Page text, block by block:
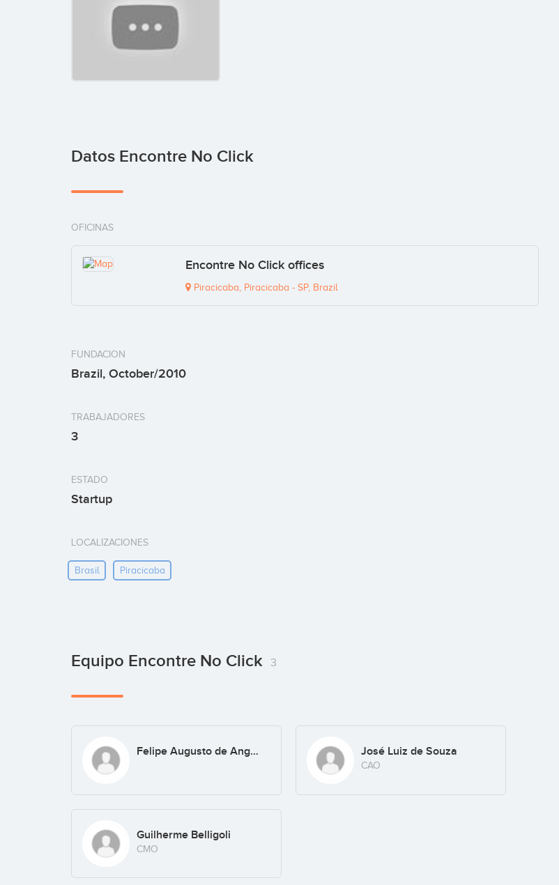
Datos Encontre No Click
OFICINAS
Encontre No Click offices
Piracicaba, Piracicaba - SP, Brazil
FUNDACION
Brazil, October/2010
TRABAJADORES
3
ESTADO
Startup
LOCALIZACIONES
Brasil Piracicaba
Equipo Encontre No Click 3
Felipe Augusto de Angelo José Luiz de Souza
CAO
Guilherme Belligoli
CMO